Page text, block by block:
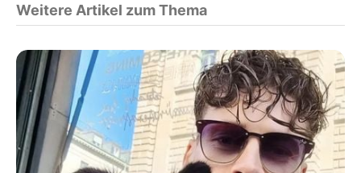
Weitere Artikel zum Thema